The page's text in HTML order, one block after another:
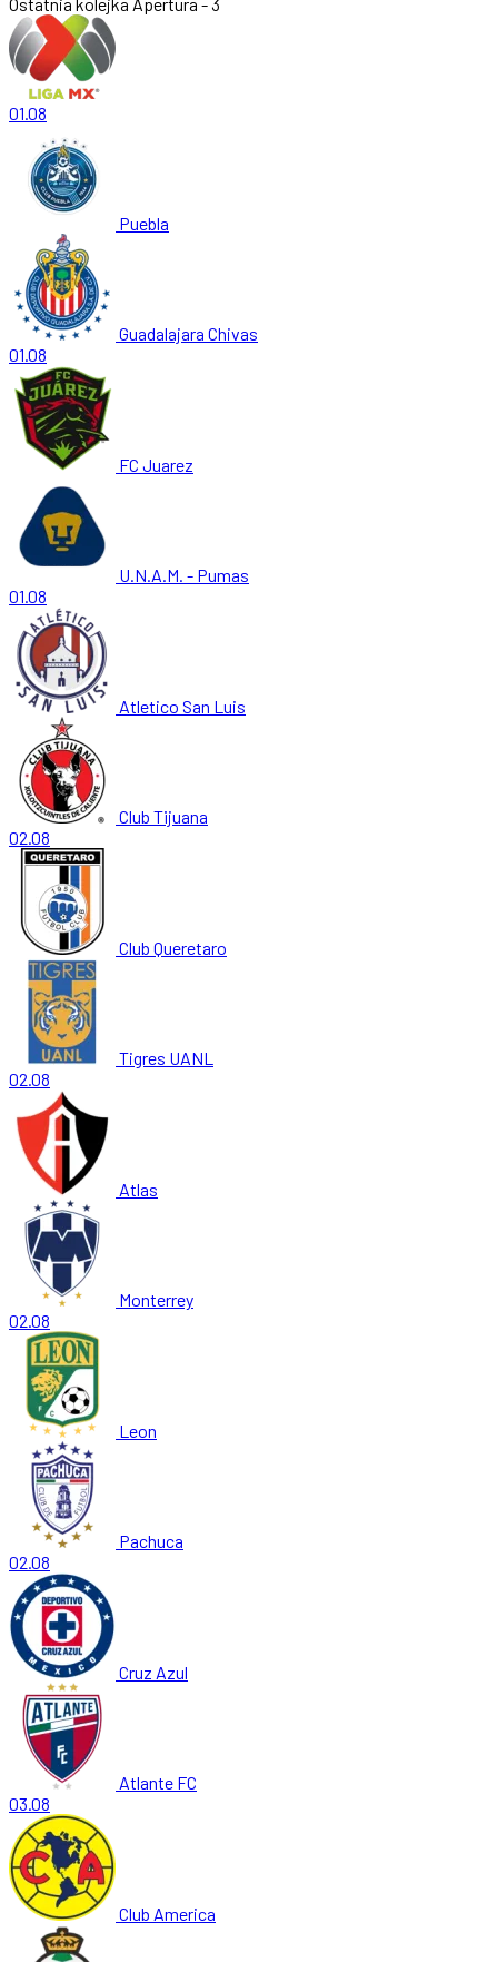
01.08
Puebla
Guadalajara Chivas
01.08
FC Juarez
U.N.A.M. - Pumas
01.08
Atletico San Luis
Club Tijuana
02.08
Club Queretaro
Tigres UANL
02.08
Atlas
Monterrey
02.08
Leon
Pachuca
02.08
Cruz Azul
Atlante FC
03.08
Club America